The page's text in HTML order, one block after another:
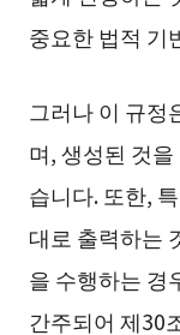
중요한 법적 기
그러나 이 규정
며, 생성된 것
습니다. 또한,
대로 출력하는
을 수행하는 경
간주되어 제30